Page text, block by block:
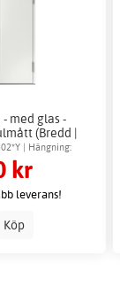
med glas -
(Bredd |
8x21| Hängning:
kr
leverans!
Köp